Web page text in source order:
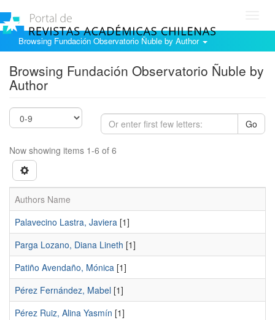
Browsing Fundación Observatorio Ñuble by Author
Browsing Fundación Observatorio Ñuble by
Author
Go
Now showing items 1-6 of 6
Authors Name
Palavecino Lastra, Javiera [1]
Parga Lozano, Diana Lineth [1]
Patiño Avendaño, Mónica [1]
Pérez Fernández, Mabel [1]
Pérez Ruiz, Alina Yasmín [1]